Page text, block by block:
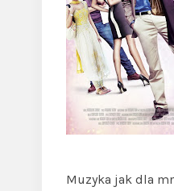
Muzyka jak dla